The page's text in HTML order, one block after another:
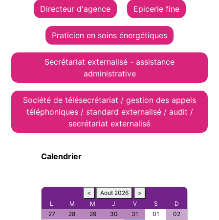
Directeur d'agence Epicerie fine
Praticien en soins énergétiques
Secrétariat externalisé - assistance
administrative
Société de télésecrétariat / gestion des appels
téléphoniques / standard externalisé / audit /
secrétariat externalisé
Calendrier
< Aout 2026
>
L
M M J V S
D
27
28 29 30 31 01
02